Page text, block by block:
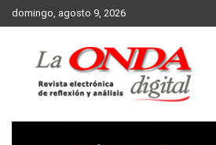
Skip
to
domingo, agosto 9, 2026